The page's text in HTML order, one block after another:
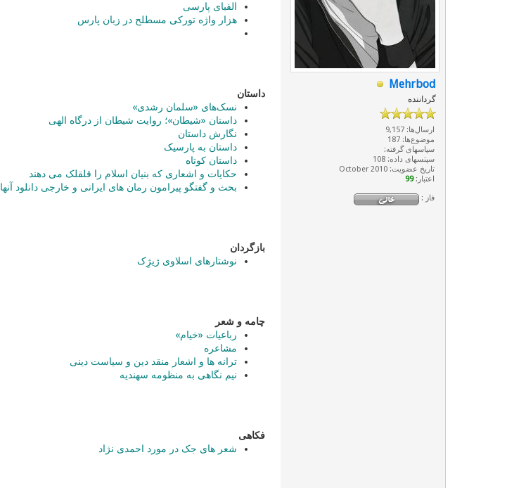
Mehrbod
گرداننده
ارسال‌ها: 9,157
موضوع‌ها: 187
سپاسهای گرفته:
سپتسهای داده: 108
تاریخ عضویت: October 2010
اعتبار:99
فاز :
الفبای پارسی
هزار واژه تورکی مسطلح در زبان پارس
داستان
نسک‌های «سلمان رشدی»
داستان «شیطان»؛ روایت شیطان از درگاه الهی
نگارش داستان
داستان به پارسیک
داستان کوتاه
حکایات و اشعاری که بنیان اسلام را قلقلک می دهند
بحث و گفتگو پیرامون رمان های ایرانی و خارجی دانلود آنها
بازگردان
نوشتارهای اسلاوی ژیژِک
چامه و شعر
رباعیات «خیام»
مشاعره
ترانه ها و اشعار منقد دین و سیاست دینی
نيم نگاهی به منظومه سهنديه
فکاهی
شعر های جک در مورد احمدی نژاد